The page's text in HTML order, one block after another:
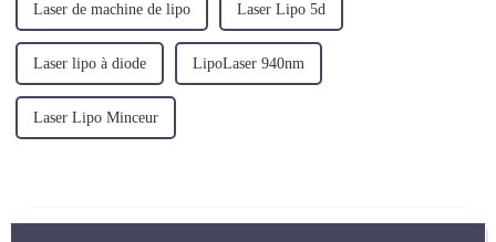
Laser de machine de lipo Laser Lipo 5d
Laser lipo à diode LipoLaser 940nm
Laser Lipo Minceur